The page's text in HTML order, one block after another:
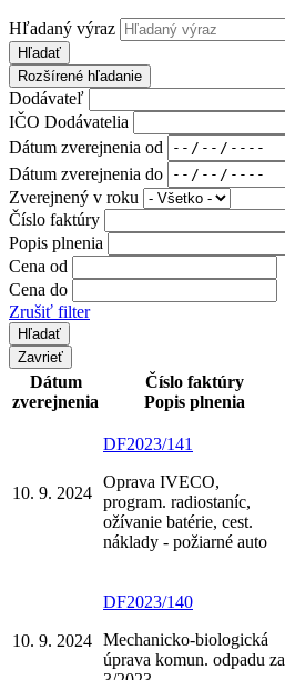
Hľadaný výraz
Hľadať
Rozšírené hľadanie
Dodávateľ
IČO Dodávatelia
Dátum zverejnenia od
Dátum zverejnenia do
Zverejnený v roku
Číslo faktúry
Popis plnenia
Cena od
Cena do
Zrušiť filter
Zavrieť
Dátum
zverejnenia
Číslo faktúry
Popis plnenia
10. 9. 2024
DF2023/141
Oprava IVECO,
program. radiostaníc,
ožívanie batérie, cest.
náklady - požiarné auto
10. 9. 2024
DF2023/140
Mechanicko-biologická
úprava komun. odpadu za